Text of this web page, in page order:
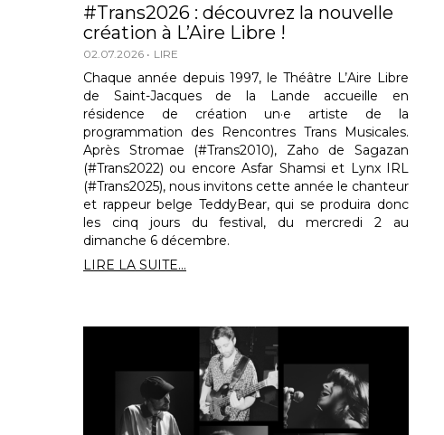
#Trans2026 : découvrez la nouvelle
création à L’Aire Libre !
02.07.2026 LIRE
Chaque année depuis 1997, le Théâtre L’Aire Libre
de Saint-Jacques de la Lande accueille en
résidence de création un·e artiste de la
programmation des Rencontres Trans Musicales.
Après Stromae (#Trans2010), Zaho de Sagazan
(#Trans2022) ou encore Asfar Shamsi et Lynx IRL
(#Trans2025), nous invitons cette année le chanteur
et rappeur belge TeddyBear, qui se produira donc
les cinq jours du festival, du mercredi 2 au
dimanche 6 décembre.
LIRE LA SUITE...